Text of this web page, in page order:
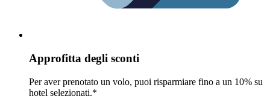
Approfitta degli sconti
Per aver prenotato un volo, puoi risparmiare fino a un 10% su
hotel selezionati.*